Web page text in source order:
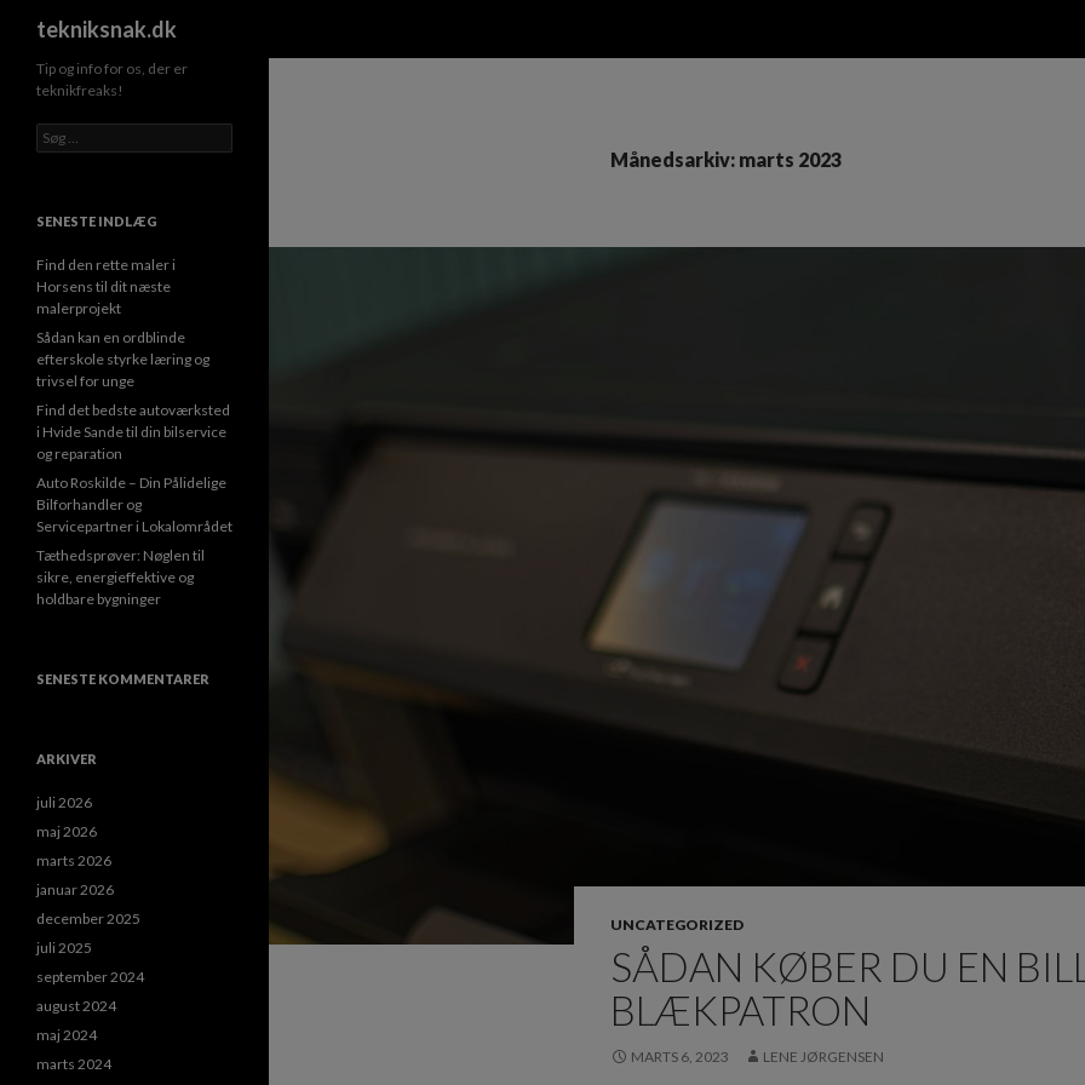
tekniksnak.dk
Månedsarkiv: marts 2023
UNCATEGORIZED
SÅDAN KØBER DU EN
BLÆKPATRON
MARTS 6, 2023 LENE JØRGENSEN
Tip og info for os, der er
teknikfreaks!
ø
f
e
r
:
SENESTE INDLÆG
Find den rette maler i
Horsens til dit næste
malerprojekt
Sådan kan en ordblinde
efterskole styrke læring og
trivsel for unge
Find det bedste autoværksted
i Hvide Sande til din bilservice
og reparation
Auto Roskilde – Din Pålidelige
Bilforhandler og
Servicepartner i Lokalområdet
Tæthedsprøver: Nøglen til
sikre, energieffektive og
holdbare bygninger
SENESTE KOMMENTARER
ARKIVER
juli 2026
maj 2026
marts 2026
januar 2026
december 2025
juli 2025
september 2024
august 2024
maj 2024
marts 2024